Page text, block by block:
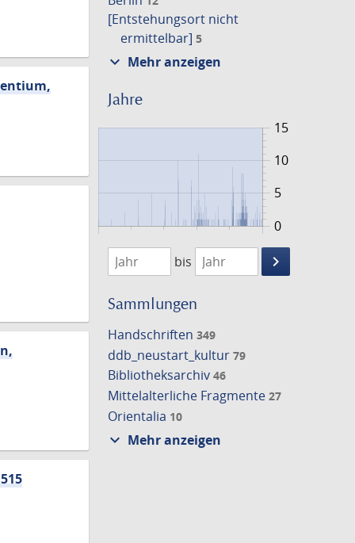
[Entstehungsort nicht
ermittelbar] 5
expand_more Mehr anzeigen
Jahre
0
5
15
10
701
1931
bis
keyboard_arrow_right
Suche
Sammlungen
Handschriften 349
ddb_neustart_kultur 79
Bibliotheksarchiv 46
Mittelalterliche Fragmente 27
Orientalia 10
expand_more Mehr anzeigen